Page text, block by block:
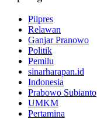
Pilpres
Relawan
Ganjar Pranowo
Politik
Pemilu
sinarharapan.id
Indonesia
Prabowo Subianto
UMKM
Pertamina